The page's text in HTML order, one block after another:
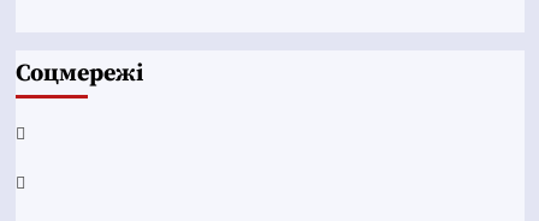
Соцмережі
Facebook
YouTube